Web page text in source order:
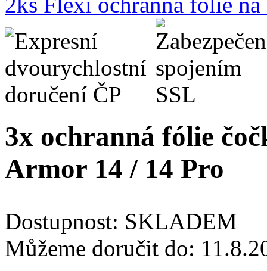
3x ochranná fólie
Armor 14 / 14 Pro
Dostupnost: SKLADEM
Můžeme doručit do: